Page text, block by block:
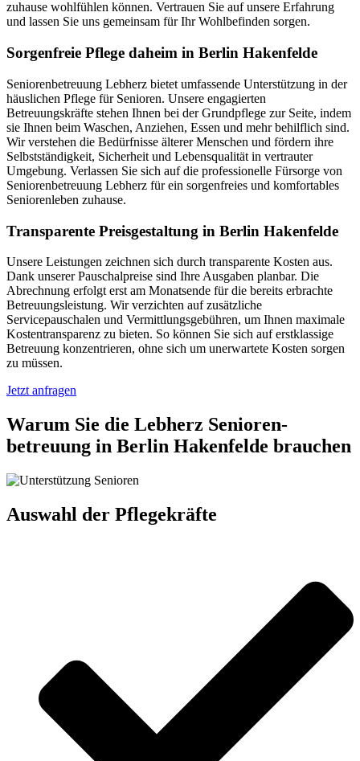
zuhause wohlfühlen können. Vertrauen Sie auf unsere Erfahrung
und lassen Sie uns gemeinsam für Ihr Wohlbefinden sorgen.
Sorgenfreie Pflege daheim in Berlin Hakenfelde
Seniorenbetreuung Lebherz bietet umfassende Unterstützung in der
häuslichen Pflege für Senioren. Unsere engagierten
Betreuungskräfte stehen Ihnen bei der Grundpflege zur Seite, indem
sie Ihnen beim Waschen, Anziehen, Essen und mehr behilflich sind.
Wir verstehen die Bedürfnisse älterer Menschen und fördern ihre
Selbstständigkeit, Sicherheit und Lebensqualität in vertrauter
Umgebung. Verlassen Sie sich auf die professionelle Fürsorge von
Seniorenbetreuung Lebherz für ein sorgenfreies und komfortables
Seniorenleben zuhause.
Transparente Preisgestaltung in Berlin Hakenfelde
Unsere Leistungen zeichnen sich durch transparente Kosten aus.
Dank unserer Pauschalpreise sind Ihre Ausgaben planbar. Die
Abrechnung erfolgt erst am Monatsende für die bereits erbrachte
Betreuungsleistung. Wir verzichten auf zusätzliche
Servicepauschalen und Vermittlungsgebühren, um Ihnen maximale
Kostentransparenz zu bieten. So können Sie sich auf erstklassige
Betreuung konzentrieren, ohne sich um unerwartete Kosten sorgen
zu müssen.
Jetzt anfragen
Warum Sie die Lebherz Senioren­
betreuung in Berlin Hakenfelde brauchen
Auswahl der Pflegekräfte